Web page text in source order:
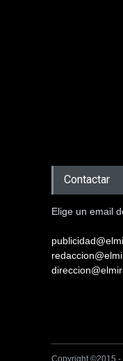
Contactar
Elige un email